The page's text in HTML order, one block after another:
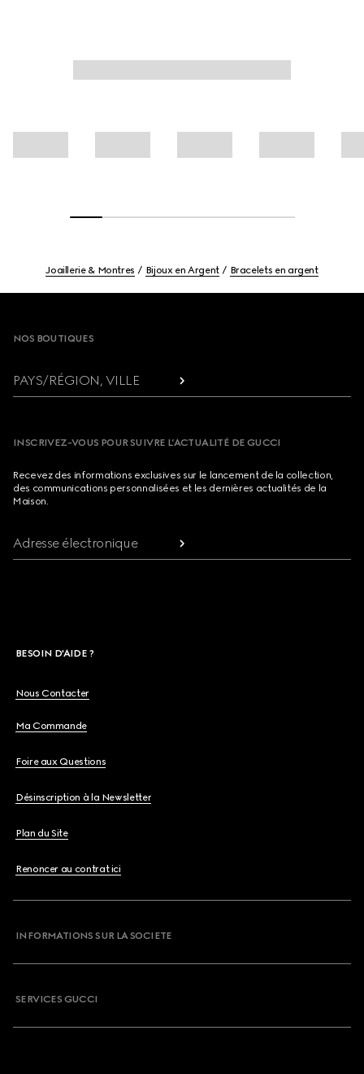
Joaillerie & Montres Bijoux en Argent Bracelets en argent
NOS BOUTIQUES
PAYS/RÉGION, VILLE
INSCRIVEZ-VOUS POUR SUIVRE L’ACTUALITÉ DE GUCCI
Recevez des informations exclusives sur le lancement de la collection,
des communications personnalisées et les dernières actualités de la
Maison.
Adresse électronique
BESOIN D'AIDE ?
Nous Contacter
Ma Commande
Foire aux Questions
Désinscription à la Newsletter
Plan du Site
Renoncer au contrat ici
INFORMATIONS SUR LA SOCIETE
SERVICES GUCCI